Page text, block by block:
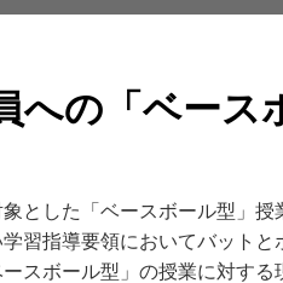
への「ベース
とした「ベースボール型」授
習指導要領においてバット
スボール型」の授業に対す